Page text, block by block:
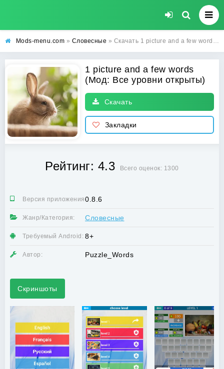
Mods-menu.com » Словесные » Скачать 1 picture and a few words Взлом (Все уровни открыты) на Android бесплатно
1 picture and a few words
(Мод: Все уровни открыты)
Скачать
Закладки
Рейтинг: 4.3 Всего оценок: 1300
Версия приложения:0.8.6
Жанр/Категория: Словесные
Требуемый Android: 8+
Автор: Puzzle_Words
Скриншоты